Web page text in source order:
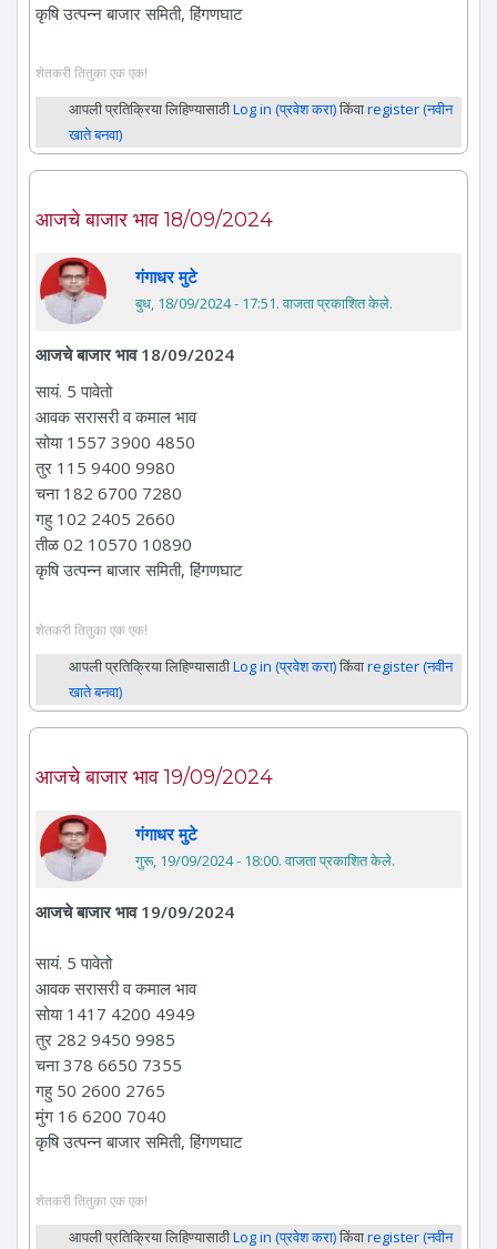
कृषि उत्पन्न बाजार समिती, हिंगणघाट
शेतकरी तितुका एक एक!
आपली प्रतिक्रिया लिहिण्यासाठीLog in (प्रवेश करा)किंवाregister (नवीन
खाते बनवा)
आजचे बाजार भाव 18/09/2024
गंगाधर मुटे
बुध, 18/09/2024 - 17:51. वाजता प्रकाशित केले.
आजचे बाजार भाव 18/09/2024
सायं. 5 पावेतो
आवक सरासरी व कमाल भाव
सोया 1557 3900 4850
तुर 115 9400 9980
चना 182 6700 7280
गहु 102 2405 2660
तीळ 02 10570 10890
कृषि उत्पन्न बाजार समिती, हिंगणघाट
शेतकरी तितुका एक एक!
आपली प्रतिक्रिया लिहिण्यासाठीLog in (प्रवेश करा)किंवाregister (नवीन
खाते बनवा)
आजचे बाजार भाव 19/09/2024
गंगाधर मुटे
गुरू, 19/09/2024 - 18:00. वाजता प्रकाशित केले.
आजचे बाजार भाव 19/09/2024
सायं. 5 पावेतो
आवक सरासरी व कमाल भाव
सोया 1417 4200 4949
तुर 282 9450 9985
चना 378 6650 7355
गहु 50 2600 2765
मुंग 16 6200 7040
कृषि उत्पन्न बाजार समिती, हिंगणघाट
शेतकरी तितुका एक एक!
आपली प्रतिक्रिया लिहिण्यासाठीLog in (प्रवेश करा)किंवाregister (नवीन